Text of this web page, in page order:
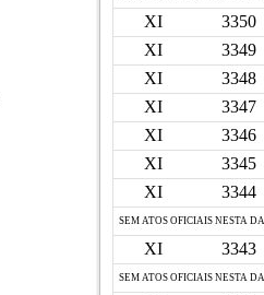
XI
3350
XI
3349
XI
3348
XI
3347
XI
3346
XI
3345
XI
3344
SEM ATOS OFICIAIS NESTA
XI 3343
SEM ATOS OFICIAIS NESTA